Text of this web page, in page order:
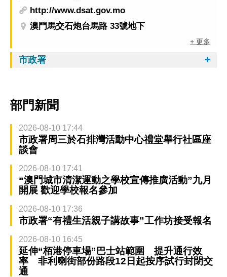
http://www.dsat.gov.mo
澳門馬交石炮台馬路 33號地下
+ 更多
市政署
部門新聞
2026-08-10 17:44
市政署周三於石排灣活動中心禮堂舉行社區座
談會
2026-08-10 17:41
“澳門城市清潔運動之學校宣傳推廣活動”九月
開展 歡迎學校報名參加
2026-08-10 17:36
市政署“有禮生活親子講故事”工作坊接受報名
2026-08-10 16:45
延伸“栢港停車場”巴士站範圍 提升通行效
率 非利喇街部份路段12日起按序試行封閉交
通